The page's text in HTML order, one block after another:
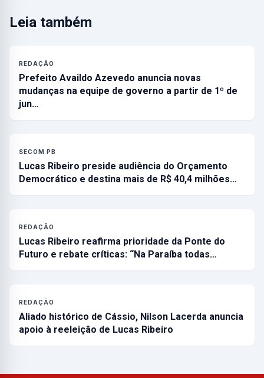
Leia também
REDAÇÃO
Prefeito Availdo Azevedo anuncia novas
mudanças na equipe de governo a partir de 1º de
jun…
SECOM PB
Lucas Ribeiro preside audiência do Orçamento
Democrático e destina mais de R$ 40,4 milhões…
REDAÇÃO
Lucas Ribeiro reafirma prioridade da Ponte do
Futuro e rebate críticas: “Na Paraíba todas…
REDAÇÃO
Aliado histórico de Cássio, Nilson Lacerda anuncia
apoio à reeleição de Lucas Ribeiro